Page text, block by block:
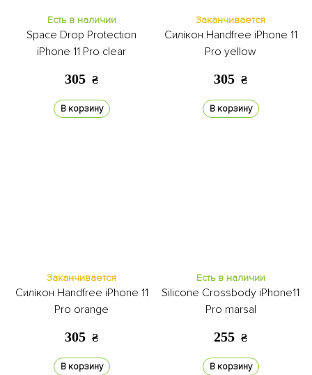
Есть в наличии
Space Drop Protection
iPhone 11 Pro clear
305 ₴
В корзину
Заканчивается
Силікон Handfree iPhone 11
Pro yellow
305 ₴
В корзину
Заканчивается
Силікон Handfree iPhone 11
Pro orange
305 ₴
В корзину
Есть в наличии
Silicone Crossbody iPhone11
Pro marsal
255 ₴
В корзину